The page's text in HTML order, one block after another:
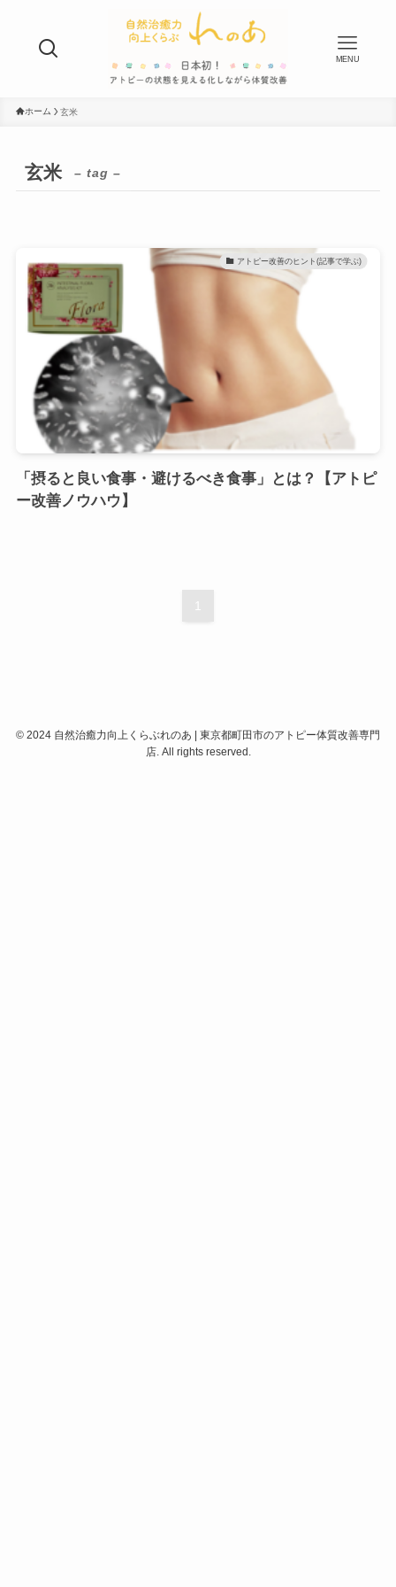
MENU
ホーム 玄米
玄米 – tag –
アトピー改善のヒント(記事で学ぶ)
「摂ると良い食事・避けるべき食事」とは？【アトピ
ー改善ノウハウ】
© 2024 自然治癒力向上くらぶれのあ | 東京都町田市のアトピー体質改善専門
店. All rights reserved.